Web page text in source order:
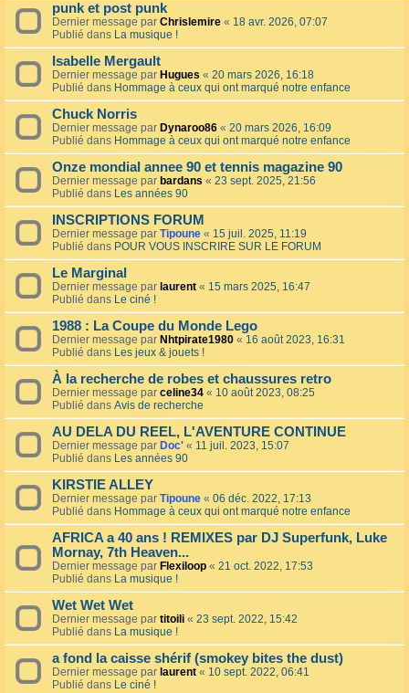
punk et post punk
Dernier message par Chrislemire « 18 avr. 2026, 07:07
Publié dans La musique !
Isabelle Mergault
Dernier message par Hugues « 20 mars 2026, 16:18
Publié dans Hommage à ceux qui ont marqué notre enfance
Chuck Norris
Dernier message par Dynaroo86 « 20 mars 2026, 16:09
Publié dans Hommage à ceux qui ont marqué notre enfance
Onze mondial annee 90 et tennis magazine 90
Dernier message par bardans « 23 sept. 2025, 21:56
Publié dans Les années 90
INSCRIPTIONS FORUM
Dernier message par Tipoune « 15 juil. 2025, 11:19
Publié dans POUR VOUS INSCRIRE SUR LE FORUM
Le Marginal
Dernier message par laurent « 15 mars 2025, 16:47
Publié dans Le ciné !
1988 : La Coupe du Monde Lego
Dernier message par Nhtpirate1980 « 16 août 2023, 16:31
Publié dans Les jeux & jouets !
À la recherche de robes et chaussures retro
Dernier message par celine34 « 10 août 2023, 08:25
Publié dans Avis de recherche
AU DELA DU REEL, L'AVENTURE CONTINUE
Dernier message par Doc' « 11 juil. 2023, 15:07
Publié dans Les années 90
KIRSTIE ALLEY
Dernier message par Tipoune « 06 déc. 2022, 17:13
Publié dans Hommage à ceux qui ont marqué notre enfance
AFRICA a 40 ans ! REMIXES par DJ Superfunk, Luke
Mornay, 7th Heaven...
Dernier message par Flexiloop « 21 oct. 2022, 17:53
Publié dans La musique !
Wet Wet Wet
Dernier message par titoili « 23 sept. 2022, 15:42
Publié dans La musique !
a fond la caisse shérif (smokey bites the dust)
Dernier message par laurent « 10 sept. 2022, 06:41
Publié dans Le ciné !